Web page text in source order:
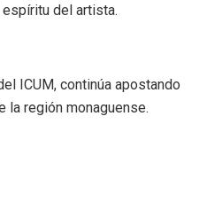
del artista.
ICUM, continúa apostando
la región monaguense.